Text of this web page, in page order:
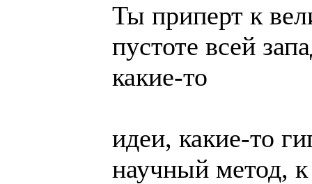
Ты приперт к
пустоте всей
какие-то
идеи, какие-то
научный метод,